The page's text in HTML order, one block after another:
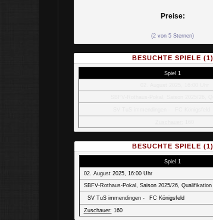
Preise:
(2 von 5 Sternen)
BESUCHTE SPIELE (1)
Spiel 1
BESUCHTE SPIELE (1)
Spiel 1
02. August 2025, 16:00 Uhr
SBFV-Rothaus-Pokal, Saison 2025/26, Qualifikation
SV TuS immendingen - FC Königsfeld
Zuschauer: 160